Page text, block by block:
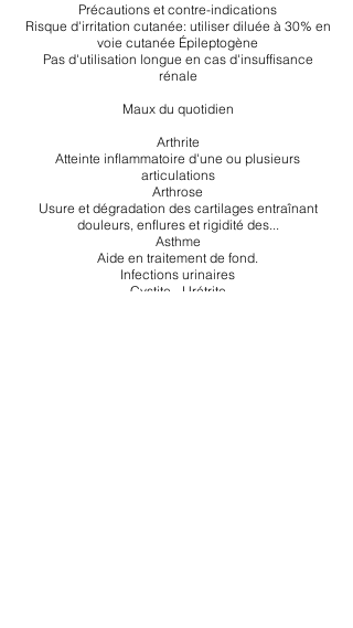
Précautions et contre-indications
Risque d'irritation cutanée: utiliser diluée à 30% en
voie cutanée Épileptogène
Pas d'utilisation longue en cas d'insuffisance
rénale
Maux du quotidien
Arthrite
Atteinte inflammatoire d'une ou plusieurs
articulations
Arthrose
Usure et dégradation des cartilages entraînant
douleurs, enflures et rigidité des...
Asthme
Aide en traitement de fond.
Infections urinaires
Cystite - Urétrite